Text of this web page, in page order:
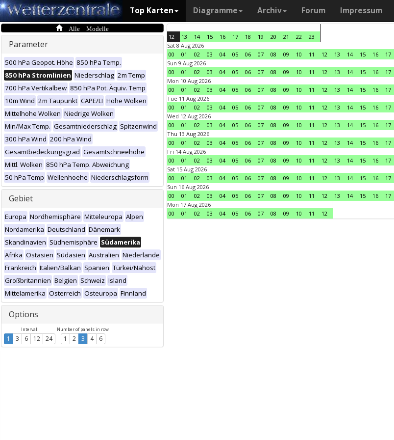
Top Karten Diagramme Archiv Forum Impressum
Alle Modelle
Parameter
500 hPa Geopot. Höhe 850 hPa Temp.
850 hPa Stromlinien Niederschlag 2m Temp
700 hPa Vertikalbew 850 hPa Pot. Äquiv. Temp
10m Wind 2m Taupunkt CAPE/LI Hohe Wolken
Mittelhohe Wolken Niedrige Wolken
Min/Max Temp. Gesamtniederschlag Spitzenwind
300 hPa Wind 200 hPa Wind
Gesamtbedeckungsgrad Gesamtschneehöhe
Mittl. Wolken 850 hPa Temp. Abweichung
50 hPa Temp Wellenhoehe Niederschlagsform
Gebiet
Europa Nordhemisphäre Mitteleuropa Alpen
Nordamerika Deutschland Dänemark
Skandinavien Südhemisphäre Südamerika
Afrika Ostasien Südasien Australien Niederlande
Frankreich Italien/Balkan Spanien Türkei/Nahost
Großbritannien Belgien Schweiz Island
Mittelamerika Österreich Osteuropa Finnland
Options
Intervall
1 3 6 12 24
Number of panels in row
1 2 3 4 6
12 13 14 15 16 17 18 19 20 21 22
23
Sat 8 Aug 2026
00
01 02 03 04 05 06 07 08 09 10 11 12 13 14 15 16 17
Sun 9 Aug 2026
00
01 02 03 04 05 06 07 08 09 10 11 12 13 14 15 16 17
Mon 10 Aug 2026
00
01 02 03 04 05 06 07 08 09 10 11 12 13 14 15 16 17
Tue 11 Aug 2026
00
01 02 03 04 05 06 07 08 09 10 11 12 13 14 15 16 17
Wed 12 Aug 2026
00
01 02 03 04 05 06 07 08 09 10 11 12 13 14 15 16 17
Thu 13 Aug 2026
00
01 02 03 04 05 06 07 08 09 10 11 12 13 14 15 16 17
Fri 14 Aug 2026
00
01 02 03 04 05 06 07 08 09 10 11 12 13 14 15 16 17
Sat 15 Aug 2026
00
01 02 03 04 05 06 07 08 09 10 11 12 13 14 15 16 17
Sun 16 Aug 2026
00
01 02 03 04 05 06 07 08 09 10 11 12 13 14 15 16 17
Mon 17 Aug 2026
00
01 02 03 04 05 06 07 08 09 10 11 12